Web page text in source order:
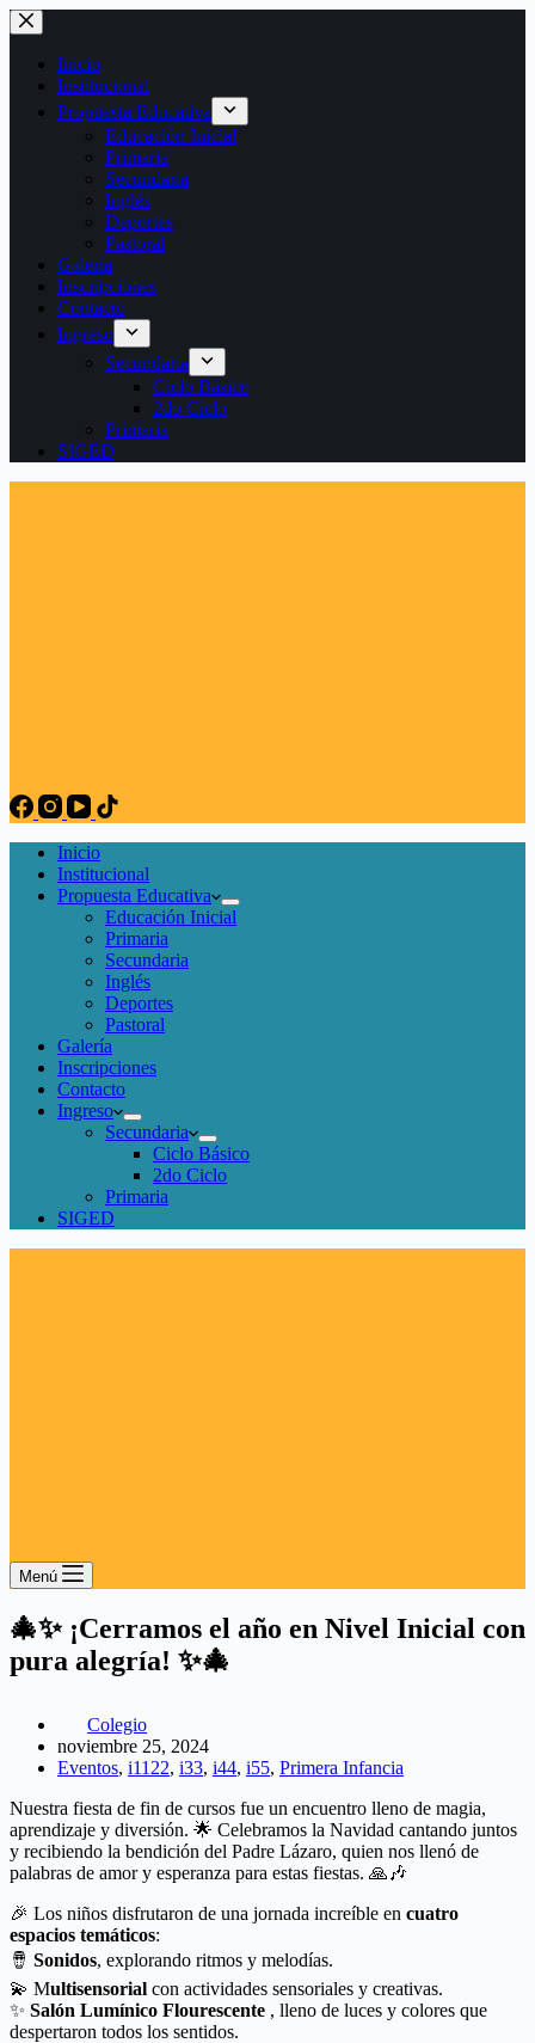
Saltar
al
contenido
Inicio
Institucional
Propuesta Educativa
Educación Inicial
Primaria
Secundaria
Inglés
Deportes
Pastoral
Galería
Inscripciones
Contacto
Ingreso
Secundaria
Ciclo Básico
2do Ciclo
Primaria
SIGED
Inicio
Institucional
Propuesta Educativa
Educación Inicial
Primaria
Secundaria
Inglés
Deportes
Pastoral
Galería
Inscripciones
Contacto
Ingreso
Secundaria
Ciclo Básico
2do Ciclo
Primaria
SIGED
Menú
🎄✨ ¡Cerramos el año en Nivel Inicial con
pura alegría! ✨🎄
Colegio
noviembre 25, 2024
Eventos, i1122, i33, i44, i55, Primera Infancia
Nuestra fiesta de fin de cursos fue un encuentro lleno de magia,
aprendizaje y diversión. 🌟 Celebramos la Navidad cantando juntos
y recibiendo la bendición del Padre Lázaro, quien nos llenó de
palabras de amor y esperanza para estas fiestas. 🙏🎶
🎉 Los niños disfrutaron de una jornada increíble en cuatro
espacios temáticos:
🪘 Sonidos, explorando ritmos y melodías.
💫 Multisensorial con actividades sensoriales y creativas.
✨ Salón Lumínico Flourescente , lleno de luces y colores que
despertaron todos los sentidos.